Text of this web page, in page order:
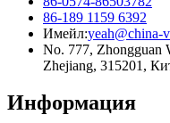
86-189 1159 6392
Имейл:yeah@china-
No. 777, Zhongguan
Zhejiang, 315201,
Информация